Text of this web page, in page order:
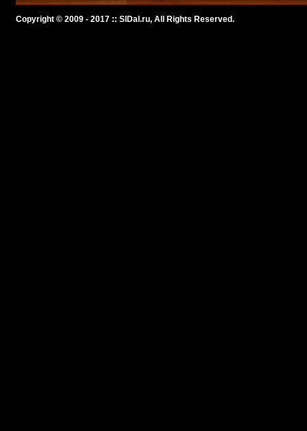
Copyright © 2009 - 2017 :: SlDal.ru, All Rights Reserved.